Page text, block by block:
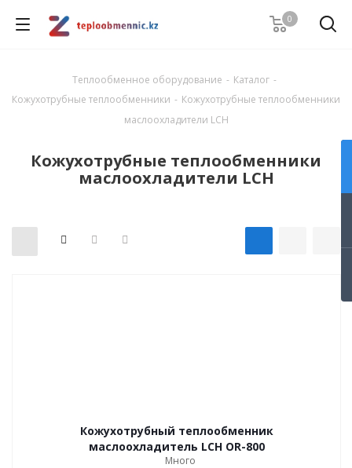
0
Теплообменное оборудование - Каталог -
Кожухотрубные теплообменники - Кожухотрубные теплообменники
маслоохладители LCH
Кожухотрубные теплообменники
маслоохладители LCH
Кожухотрубный теплообменник
маслоохладитель LCH OR-800
Много